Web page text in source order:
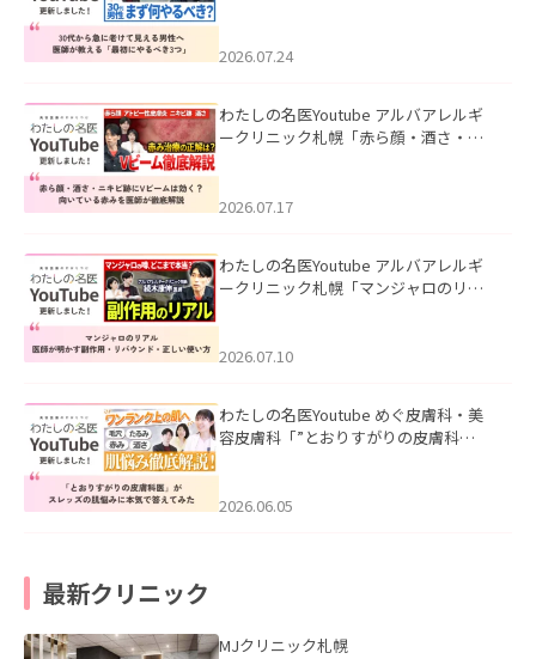
た。
2026.07.24
わたしの名医Youtube アルバアレルギ
ークリニック札幌「赤ら顔・酒さ・ニ
した。
2026.07.17
わたしの名医Youtube アルバアレルギ
ークリニック札幌「マンジャロのリア
た。
2026.07.10
わたしの名医Youtube めぐ皮膚科・美
容皮膚科「”とおりすがりの皮膚科
2026.06.05
最新クリニック
MJクリニック札幌